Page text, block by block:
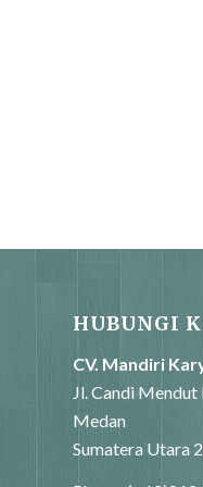
HUBUNGI
CV. Mandiri
Jl. Candi Mendut
Medan
Sumatera Utara